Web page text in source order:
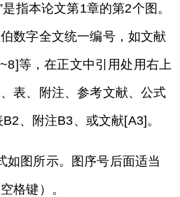
指本论文第1章的第2个图。
数字全文统一编号，如文献
等，在正文中引用处用右上
表、附注、参考文献、公式
、附注B3、或文献[A3]。
如图所示。图序号后面适当
格键）。